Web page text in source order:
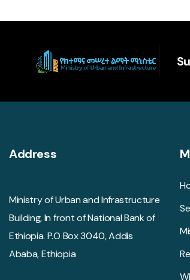
Address
Ministry of Urban and Infrastructure
Building, In front of National Bank of
Ethiopia. P.O Box 3040, Addis
Ababa, Ethiopia